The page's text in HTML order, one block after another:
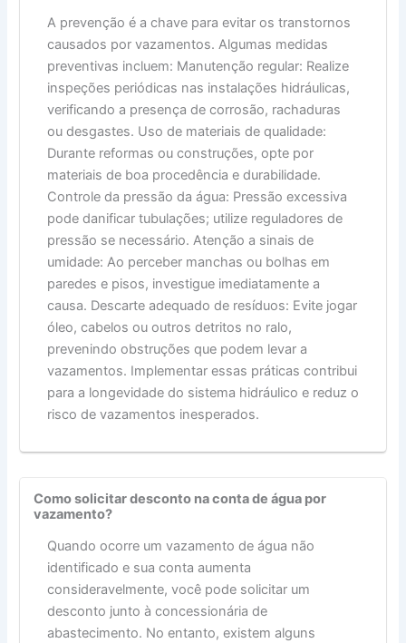
A prevenção é a chave para evitar os transtornos
causados por vazamentos. Algumas medidas
preventivas incluem: Manutenção regular: Realize
inspeções periódicas nas instalações hidráulicas,
verificando a presença de corrosão, rachaduras
ou desgastes. Uso de materiais de qualidade:
Durante reformas ou construções, opte por
materiais de boa procedência e durabilidade.
Controle da pressão da água: Pressão excessiva
pode danificar tubulações; utilize reguladores de
pressão se necessário. Atenção a sinais de
umidade: Ao perceber manchas ou bolhas em
paredes e pisos, investigue imediatamente a
causa. Descarte adequado de resíduos: Evite jogar
óleo, cabelos ou outros detritos no ralo,
prevenindo obstruções que podem levar a
vazamentos. Implementar essas práticas contribui
para a longevidade do sistema hidráulico e reduz o
risco de vazamentos inesperados.
Como solicitar desconto na conta de água por
vazamento?
Quando ocorre um vazamento de água não
identificado e sua conta aumenta
consideravelmente, você pode solicitar um
desconto junto à concessionária de
abastecimento. No entanto, existem alguns